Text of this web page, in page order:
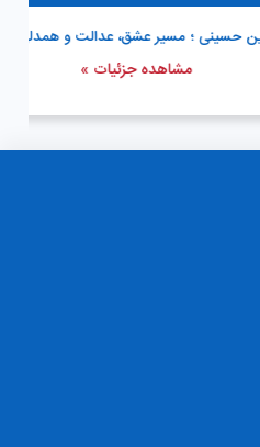
عشق، عدالت و همدلی است
جزئیات »